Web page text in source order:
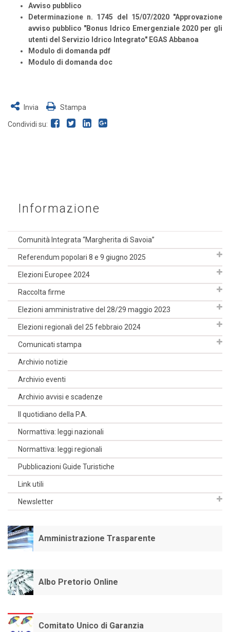
Avviso pubblico
Determinazione n. 1745 del 15/07/2020 "Approvazione
avviso pubblico "Bonus Idrico Emergenziale 2020 per gli
utenti del Servizio Idrico Integrato" EGAS Abbanoa
Modulo di domanda pdf
Modulo di domanda doc
Invia Stampa
Condividi su:
Informazione
Comunità Integrata “Margherita di Savoia”
Referendum popolari 8 e 9 giugno 2025
Elezioni Europee 2024
Raccolta firme
Elezioni amministrative del 28/29 maggio 2023
Elezioni regionali del 25 febbraio 2024
Comunicati stampa
Archivio notizie
Archivio eventi
Archivio avvisi e scadenze
Il quotidiano della P.A.
Normattiva: leggi nazionali
Normattiva: leggi regionali
Pubblicazioni Guide Turistiche
Link utili
Newsletter
Amministrazione Trasparente
Albo Pretorio Online
Comitato Unico di Garanzia